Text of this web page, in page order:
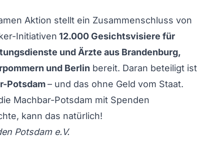
Aktion stellt ein Zusammenschluss von
Initiativen 12.000 Gesichtsvisiere für
und Ärzte aus Brandenburg,
und Berlin bereit. Daran beteiligt ist
Potsdam– und das ohne Geld vom Staat.
Machbar-Potsdam mit Spenden
kann das natürlich!
Potsdam e.V.